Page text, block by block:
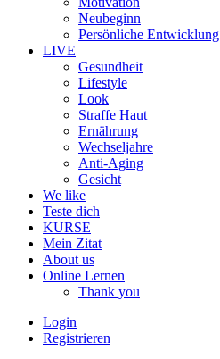
Neubeginn
Persönliche Entwicklung
LIVE
Gesundheit
Lifestyle
Look
Straffe Haut
Ernährung
Wechseljahre
Anti-Aging
Gesicht
We like
Teste dich
KURSE
Mein Zitat
About us
Online Lernen
Thank you
Login
Registrieren